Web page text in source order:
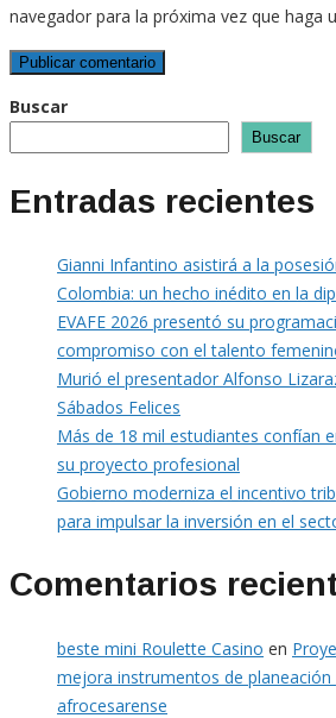
navegador para la próxima vez que haga
Buscar
Buscar
Entradas recientes
Gianni Infantino asistirá a la
Colombia: un hecho inédito en la
EVAFE 2026 presentó su
compromiso con el talento
Murió el presentador Alfonso
Sábados Felices
Más de 18 mil estudiantes confían
su proyecto profesional
Gobierno moderniza el incentivo
para impulsar la inversión en el
Comentarios
beste mini Roulette Casino en
mejora instrumentos de planeación
afrocesarense